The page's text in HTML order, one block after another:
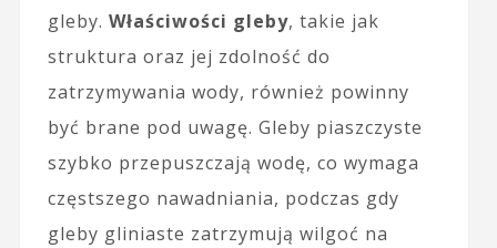
gleby. Właściwości gleby, takie jak
struktura oraz jej zdolność do
zatrzymywania wody, również powinny
być brane pod uwagę. Gleby piaszczyste
szybko przepuszczają wodę, co wymaga
częstszego nawadniania, podczas gdy
gleby gliniaste zatrzymują wilgoć na